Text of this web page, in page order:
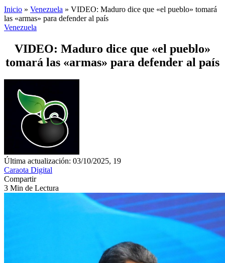
Inicio » Venezuela » VIDEO: Maduro dice que «el pueblo» tomará
las «armas» para defender al país
Venezuela
VIDEO: Maduro dice que «el pueblo»
tomará las «armas» para defender al país
Última actualización: 03/10/2025, 19
Caraota Digital
Compartir
3 Min de Lectura